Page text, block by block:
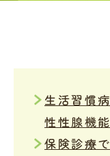
生活習慣
性性腺機
保険診療